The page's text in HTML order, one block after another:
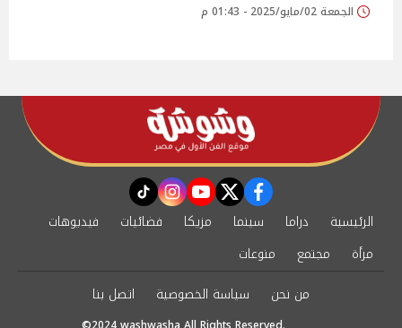
الجمعة 02/مايو/2025 - 01:43 م
facebook
twitter
youtube
instagram
tiktok
الرئيسية دراما سينما مزيكا فضائيات
فيديوهات
مرأة
مجتمع
منوعات
من نحن
سياسة الخصوصية اتصل بنا